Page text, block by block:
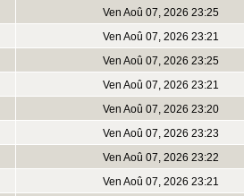
Ven Aoû 07, 2026 23:25
Ven Aoû 07, 2026 23:21
Ven Aoû 07, 2026 23:25
Ven Aoû 07, 2026 23:21
Ven Aoû 07, 2026 23:20
Ven Aoû 07, 2026 23:23
Ven Aoû 07, 2026 23:22
Ven Aoû 07, 2026 23:21